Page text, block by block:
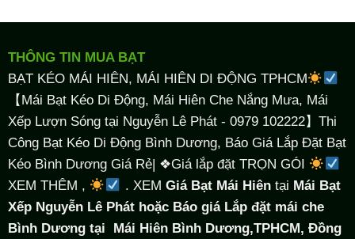
THÔNG TIN MUA BẠT
BẠT KÉO MÁI HIÊN, MÁI HIÊN DI ĐỘNG TPHCM
【Mái Bạt Kéo Di Động, Mái Hiên Che Nắng Mưa, Mái
Xếp Lượn Sóng tại Nguyễn Lê Phát - 0979 102222】Thi
Công Bạt Kéo Di Động Bình Dương, Báo Giá Lắp Đặt Bạt
Kéo Bình Dương Giá Rẻ| ❖Giá lắp đặt TRỌN GÓI
XEM THÊM ,
. XEM Giá Bạt Mái Hiêntại Mái Bạt
Xếp Nguyễn Lê Phát hoặc Báo giá Lắp đặt mái che
Bình Dương tại Mái Hiên Bình Dương,TPHCM, Đồng